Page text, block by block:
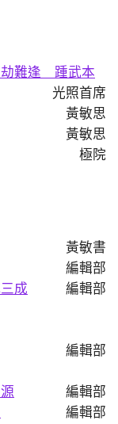
難逢 踵武本
光照首席
黃敏思
黃敏思
極院
黃敏書
編輯部
成
編輯部
編輯部
編輯部
編輯部